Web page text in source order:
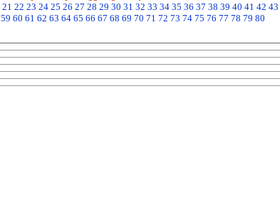
21 22 23 24 25 26 27 28 29 30 31 32 33 34 35 36 37 38 39 40 41 42 43
59 60 61 62 63 64 65 66 67 68 69 70 71 72 73 74 75 76 77 78 79 80